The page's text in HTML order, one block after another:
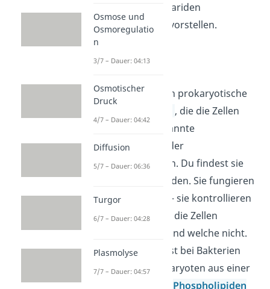
Film aus Polysacchariden
(Kohlenhydraten) vorstellen.
Zellmembran
Außerdem besitzen prokaryotische
Membranen, die die Zellen
umgeben – sogenannte
Zellmembranen
oder
Plasmamembranen. Du findest sie
unter den Zellwänden. Sie fungieren
als Stoffbarrieren – sie kontrollieren
also, welche Stoffe die Zellen
passieren dürfen und welche nicht.
Die Zellmembran ist bei Bakterien
analog zu den Eukaryoten aus einer
Phospholipiden
Osmose und
Osmoregulatio
n
3/7 – Dauer: 04:13
Osmotischer
Druck
4/7 – Dauer: 04:42
Diffusion
5/7 – Dauer: 06:36
Turgor
6/7 – Dauer: 04:28
Plasmolyse
7/7 – Dauer: 04:57